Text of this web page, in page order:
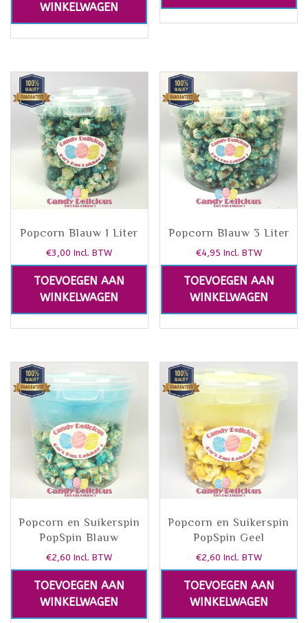
WINKELWAGEN
Popcorn Blauw 1 Liter
€3,00 Incl. BTW
TOEVOEGEN AAN
WINKELWAGEN
Popcorn Blauw 3 Liter
€4,95 Incl. BTW
TOEVOEGEN AAN
WINKELWAGEN
Popcorn en Suikerspin
PopSpin Blauw
€2,60 Incl. BTW
TOEVOEGEN AAN
WINKELWAGEN
Popcorn en Suikerspin
PopSpin Geel
€2,60 Incl. BTW
TOEVOEGEN AAN
WINKELWAGEN